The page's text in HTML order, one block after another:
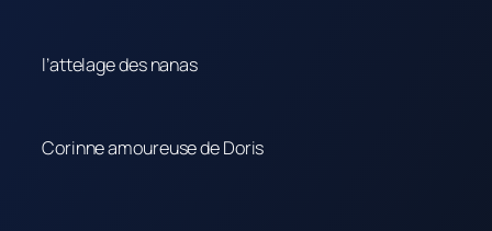
l’attelage des nanas
Corinne amoureuse de Doris